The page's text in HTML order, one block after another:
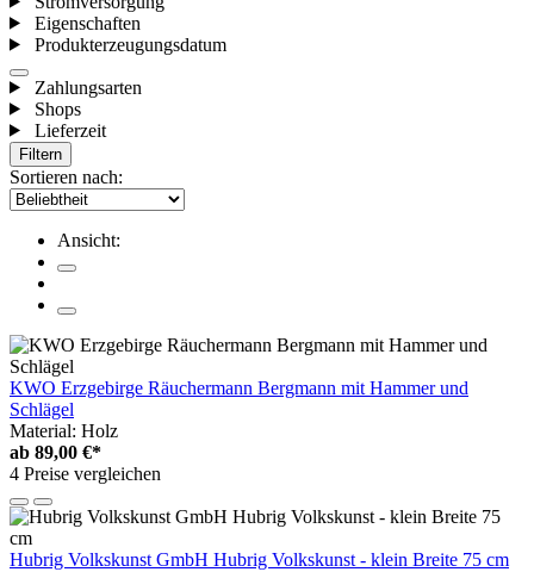
Eigenschaften
Produkterzeugungsdatum
Zahlungsarten
Shops
Lieferzeit
Filtern
Sortieren nach:
Ansicht:
KWO Erzgebirge Räuchermann Bergmann mit Hammer und
Schlägel
Material: Holz
ab 89,00 €*
4 Preise vergleichen
Hubrig Volkskunst GmbH Hubrig Volkskunst - klein Breite 75 cm